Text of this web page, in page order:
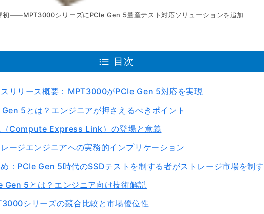
初——MPT3000シリーズにPCIe Gen 5量産テスト対応ソリューションを追加
目次
リリース概要：MPT3000がPCIe Gen 5対応を実現
Gen 5とは？エンジニアが押さえるべきポイント
Compute Express Link）の登場と意義
ージエンジニアへの実務的インプリケーション
：PCIe Gen 5時代のSSDテストを制する者がストレージ市場を制す
Gen 5とは？エンジニア向け技術解説
シリーズの競合比較と市場優位性